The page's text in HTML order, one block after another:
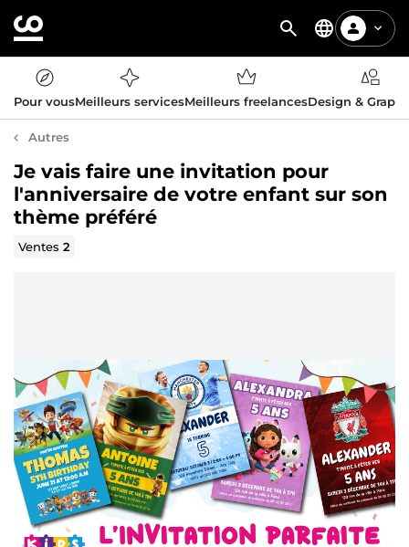
Pour vousMeilleurs servicesMeilleurs freelancesDesign &
Autres
Je vais faire une invitation pour
l'anniversaire de votre enfant sur son
thème préféré
Ventes2